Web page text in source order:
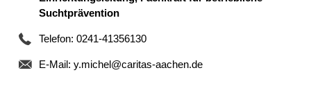
Suchtprävention
Telefon: 0241-41356130
E-Mail: y.michel@caritas-aachen.de